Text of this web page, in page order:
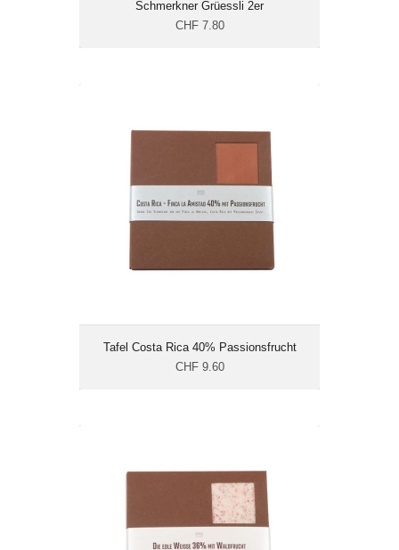
Schmerkner Grüessli 2er
CHF 7.80
Tafel Costa Rica 40% Passionsfrucht
CHF 9.60
CHF 9.60
Gewicht: 100 g
Energie: 578.8 kcal/100g
CHF 9.40
Gewicht: 100 g
Energie: 590.5 kcal/100g